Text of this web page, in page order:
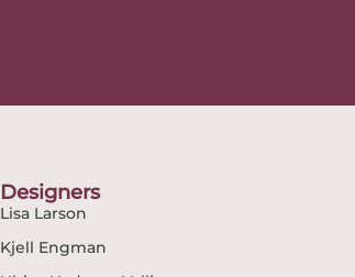
Designers
Lisa Larson
Kjell Engman